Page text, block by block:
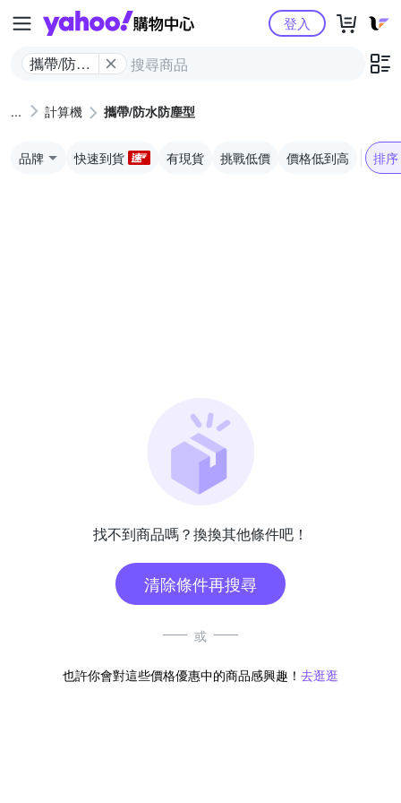
Yahoo購物中心
攜帶/防水
登入
計算機 攜帶/防水防塵型
品牌 快速到貨 有現貨 挑戰低價 價格低到高 排序
找不到商品嗎？換換其他條件吧！
清除條件再搜尋
或
也許你會對這些價格優惠中的商品感興趣！ 去逛逛